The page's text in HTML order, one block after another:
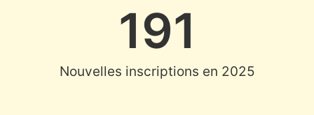
Nouvelles inscriptions en 2025
191